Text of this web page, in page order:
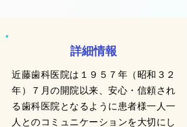
​詳細情報
近藤歯科医院は１９５７年（昭和３２
年）７月の開院以来、安心・信頼され
る歯科医院となるように患者様一人一
人とのコミュニケーションを大切にし